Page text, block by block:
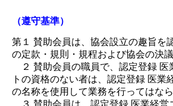
（遵守基準）
第１ 賛助会員は、協会設立の趣旨を
の定款・規則・規程および協会の決議
２ 賛助会員の職員で、認定登録 医
トの資格のない者は、認定登録 医業
の名称を使用して業務を行ってはなら
３ 賛助会員は、認定登録 医業経営